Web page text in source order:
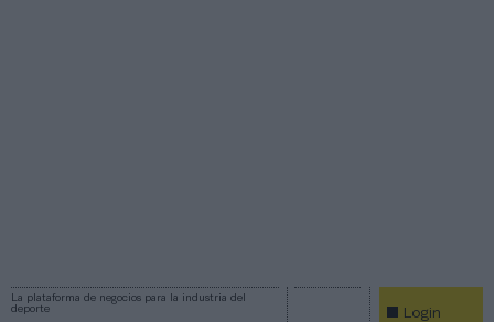
La plataforma de negocios para la industria del
deporte
Login